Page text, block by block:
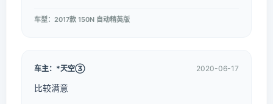
车型：2017款 150N 自动精英版
车主：*天空 2020-06-17
比较满意